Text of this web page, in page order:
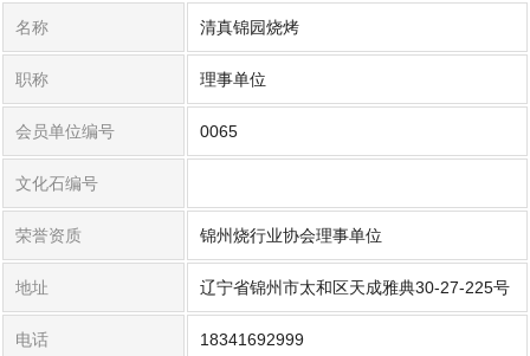
名称 清真锦园烧烤
职称 理事单位
会员单位编号 0065
文化石编号
荣誉资质 锦州烧行业协会理事单位
地址 辽宁省锦州市太和区天成雅典30-27-225号
电话 18341692999